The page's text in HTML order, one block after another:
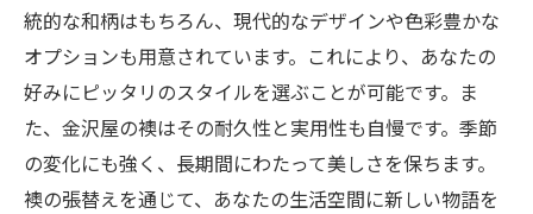
統的な和柄はもちろん、現代的なデザインや色彩豊かな
オプションも用意されています。これにより、あなたの
好みにピッタリのスタイルを選ぶことが可能です。ま
た、金沢屋の襖はその耐久性と実用性も自慢です。季節
の変化にも強く、長期間にわたって美しさを保ちます。
襖の張替えを通じて、あなたの生活空間に新しい物語を